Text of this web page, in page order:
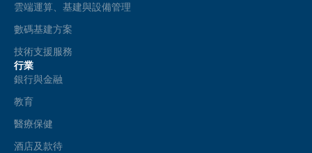
雲端運算、基建與設備管理
數碼基建方案
技術支援服務
行業
銀行與金融
教育
醫療保健
酒店及款待